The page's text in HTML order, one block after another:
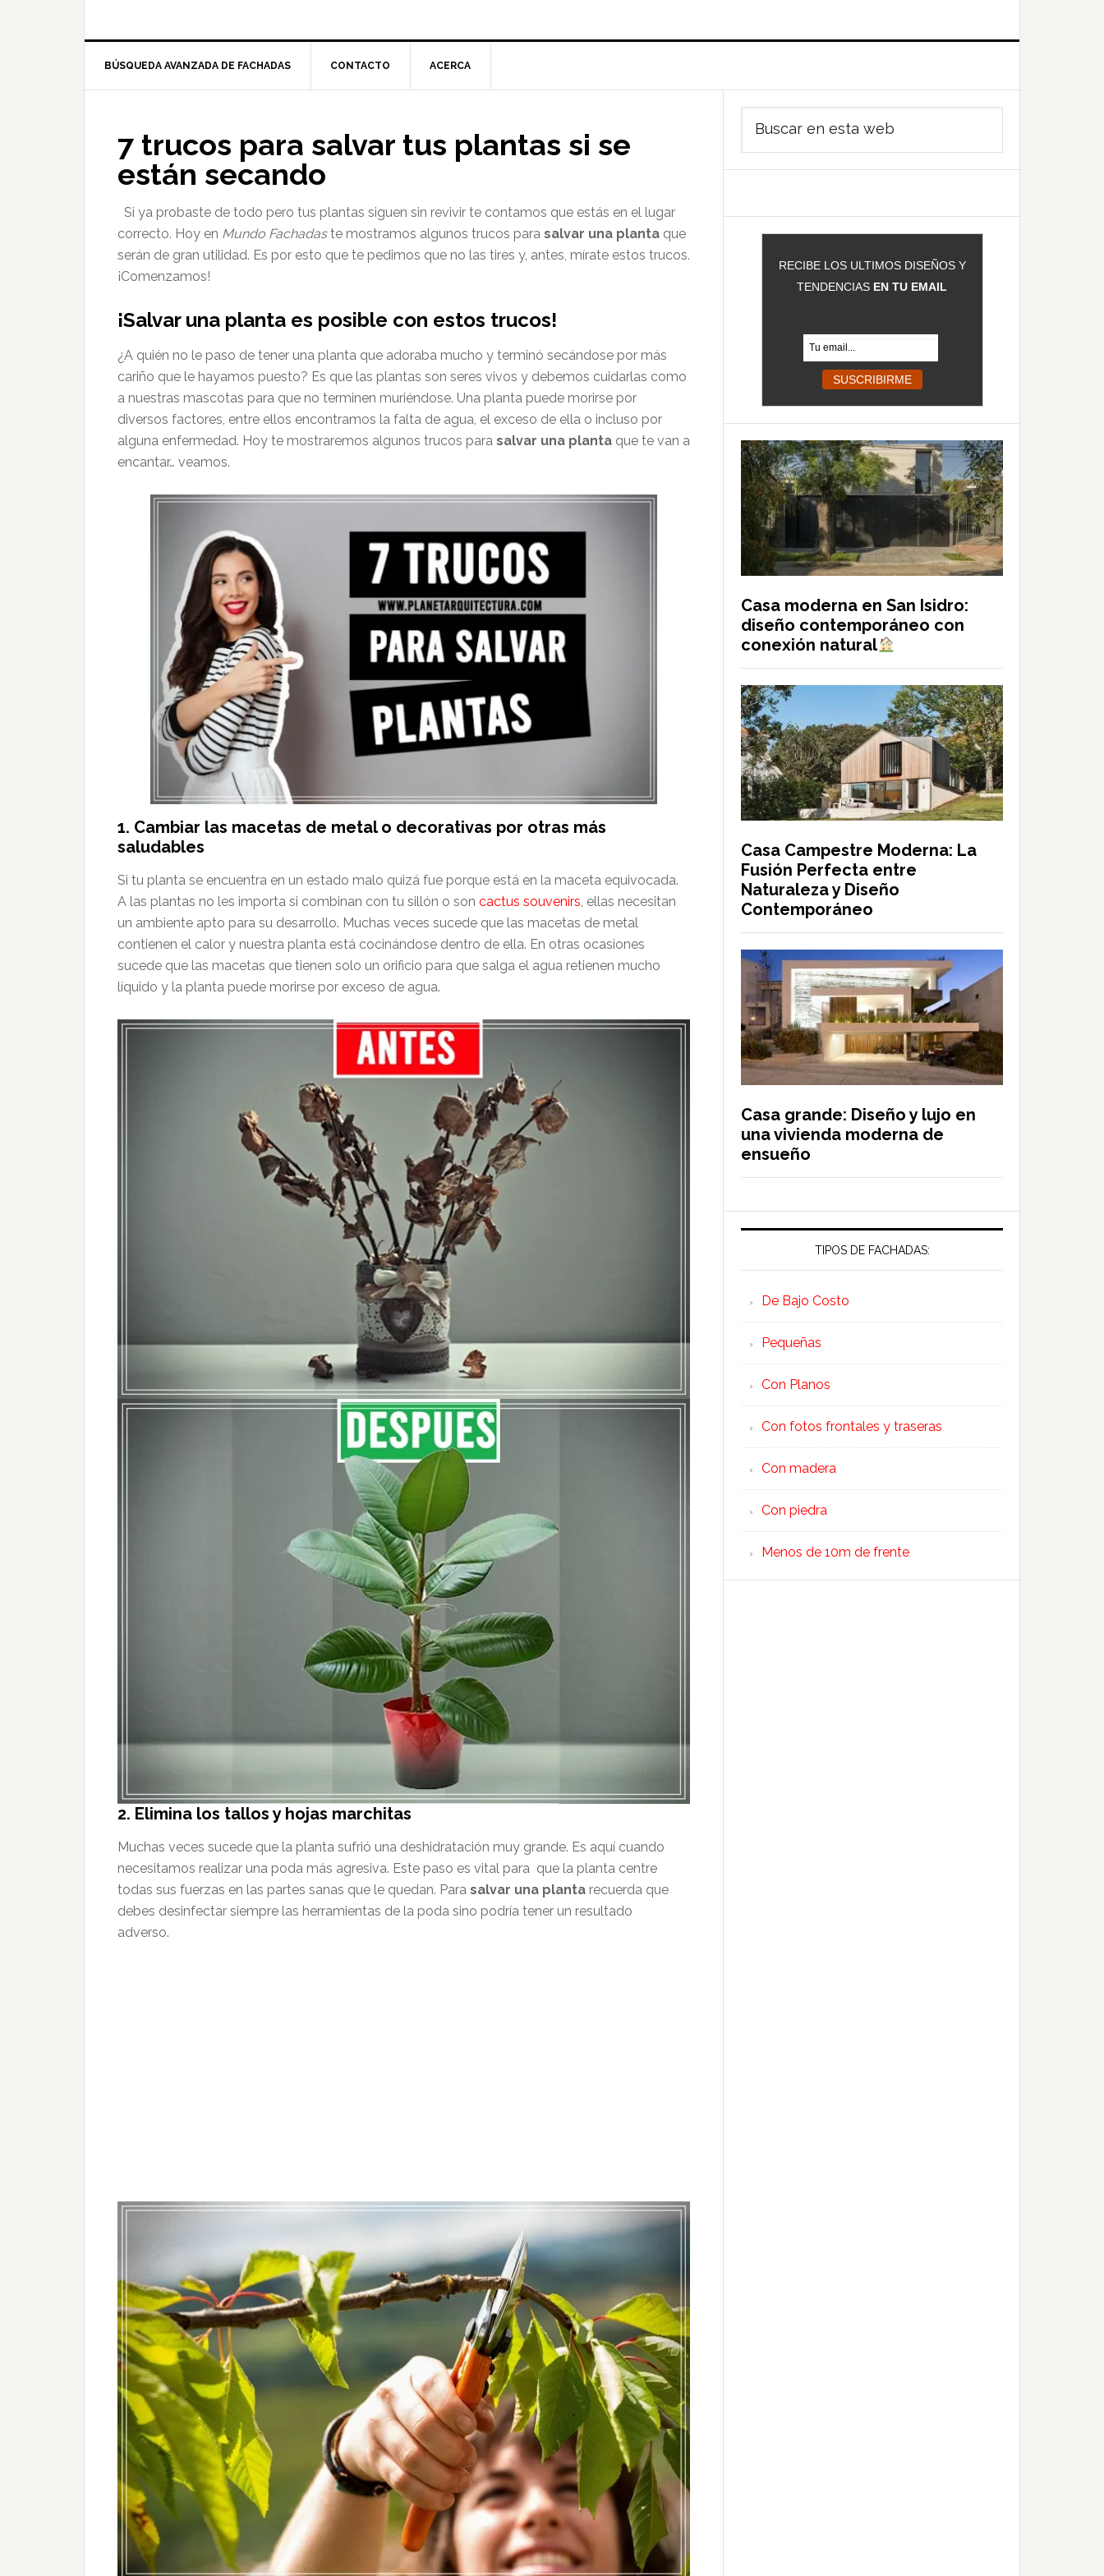
BÚSQUEDA AVANZADA DE FACHADAS CONTACTO ACERCA
7 trucos para salvar tus plantas si se
están secando
Si ya probaste de todo pero tus plantas siguen sin revivir te contamos que estás en el lugar
correcto. Hoy en Mundo Fachadaste mostramos algunos trucos para salvar una planta que
serán de gran utilidad. Es por esto que te pedimos que no las tires y, antes, mírate estos trucos.
¡Comenzamos!
¡Salvar una planta es posible con estos trucos!
¿A quién no le paso de tener una planta que adoraba mucho y terminó secándose por más
cariño que le hayamos puesto? Es que las plantas son seres vivos y debemos cuidarlas como
a nuestras mascotas para que no terminen muriéndose. Una planta puede morirse por
diversos factores, entre ellos encontramos la falta de agua, el exceso de ella o incluso por
alguna enfermedad. Hoy te mostraremos algunos trucos para salvar una planta que te van a
encantar… veamos.
1. Cambiar las macetas de metal o decorativas por otras más
saludables
Si tu planta se encuentra en un estado malo quizá fue porque está en la maceta equivocada.
A las plantas no les importa si combinan con tu sillón o son cactus souvenirs , ellas necesitan
un ambiente apto para su desarrollo. Muchas veces sucede que las macetas de metal
contienen el calor y nuestra planta está cocinándose dentro de ella. En otras ocasiones
sucede que las macetas que tienen solo un orificio para que salga el agua retienen mucho
líquido y la planta puede morirse por exceso de agua.
2. Elimina los tallos y hojas marchitas
Muchas veces sucede que la planta sufrió una deshidratación muy grande. Es aquí cuando
necesitamos realizar una poda más agresiva. Este paso es vital para que la planta centre
todas sus fuerzas en las partes sanas que le quedan. Para salvar una planta recuerda que
debes desinfectar siempre las herramientas de la poda sino podría tener un resultado
adverso.
Barra
lateral
principal
RECIBE LOS ULTIMOS DISEÑOS Y
TENDENCIAS EN TU EMAIL
Casa moderna en San Isidro:
diseño contemporáneo con
conexión natural
Casa Campestre Moderna: La
Fusión Perfecta entre
Naturaleza y Diseño
Contemporáneo
Casa grande: Diseño y lujo en
una vivienda moderna de
ensueño
TIPOS DE FACHADAS:
De Bajo Costo
Pequeñas
Con Planos
Con fotos frontales y traseras
Con madera
Con piedra
Menos de 10m de frente